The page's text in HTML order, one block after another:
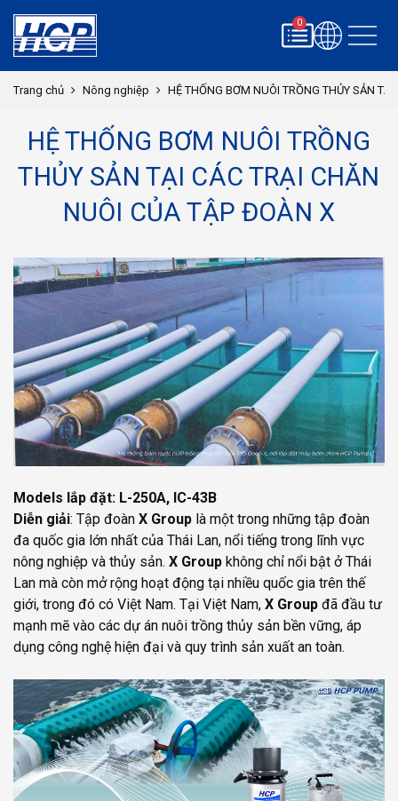
0
Trang chủ Nông nghiệp HỆ THỐNG BƠM NUÔI TRỒNG THỦY SẢN
HỆ THỐNG BƠM NUÔI TRỒNG
THỦY SẢN TẠI CÁC TRẠI CHĂN
NUÔI CỦA TẬP ĐOÀN X
Models lắp đặt: L-250A, IC-43B
Diễn giải: Tập đoàn X Group là một trong những tập đoàn
đa quốc gia lớn nhất của Thái Lan, nổi tiếng trong lĩnh vực
nông nghiệp và thủy sản. X Group không chỉ nổi bật ở Thái
Lan mà còn mở rộng hoạt động tại nhiều quốc gia trên thế
giới, trong đó có Việt Nam. Tại Việt Nam, X Group đã đầu tư
mạnh mẽ vào các dự án nuôi trồng thủy sản bền vững, áp
dụng công nghệ hiện đại và quy trình sản xuất an toàn.